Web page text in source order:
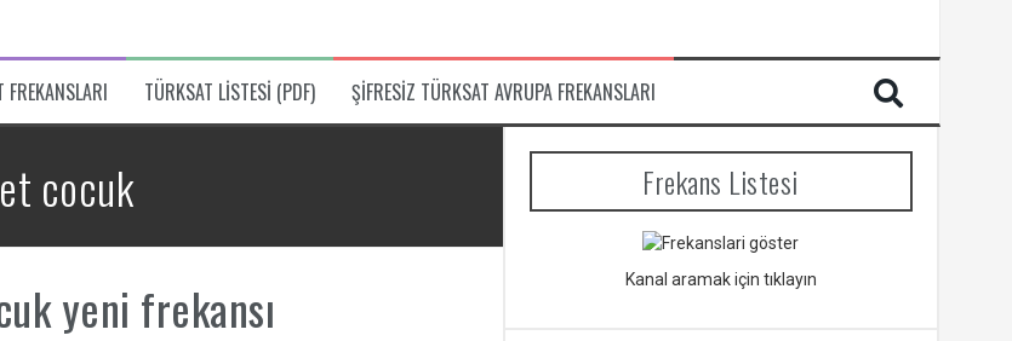
FREKANSLARI TÜRKSAT LISTESI (PDF) ŞIFRESIZ TÜRKSAT AVRUPA FREKANSLARI
cocuk
yeni frekansı
Frekans Listesi
Kanal aramak için tıklayın